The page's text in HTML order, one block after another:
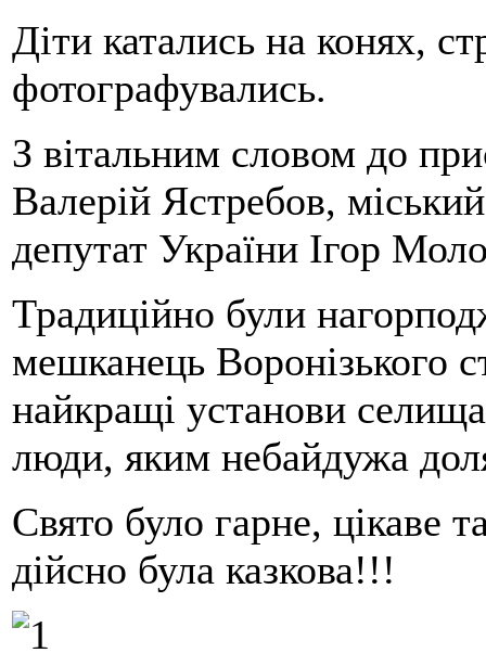
Діти катались на конях,
фотографувались.
З вітальним словом до
Валерій Ястребов,
депутат України Ігор
Традиційно були
мешканець Воронізького
найкращі установи
люди, яким небайдужа
Свято було гарне, цікаве
дійсно була казкова!!!